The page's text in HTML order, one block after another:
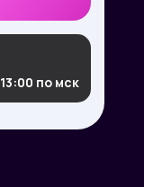
по мск